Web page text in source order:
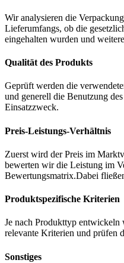
Wir analysieren die
Lieferumfangs, ob die
eingehalten wurden und
Qualität des Produkts
Geprüft werden die
und generell die Benutzung
Einsatzzweck.
Preis-Leistungs-Verhältnis
Zuerst wird der Preis im
bewerten wir die Leistung im
Bewertungsmatrix.Dabei
Produktspezifische Kriterien
Je nach Produkttyp
relevante Kriterien und prüfen
Sonstiges